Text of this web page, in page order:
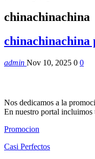
chinachinachina
chinachinachina
admin Nov 10, 2025 0 0
Nos dedicamos a la
En nuestro portal incluimos
Promocion
Casi Perfectos